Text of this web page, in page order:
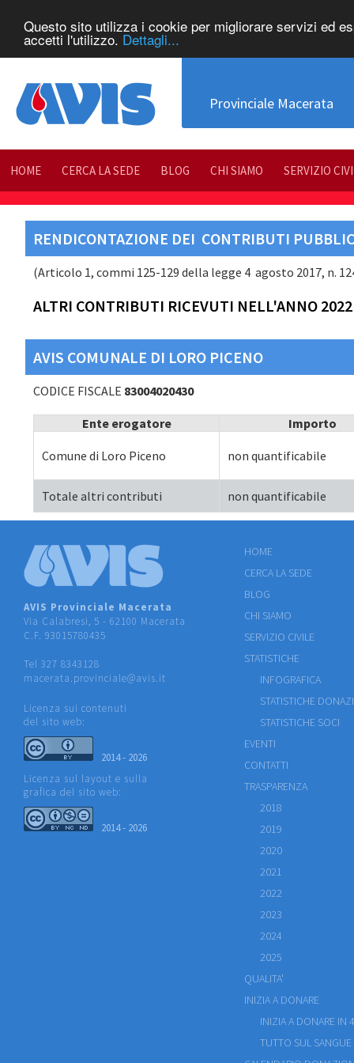
Questo sito utilizza i cookie per migliorare servizi ed
accetti l'utilizzo. Dettagli...
Provinciale Macerata
HOME CERCA LA SEDE BLOG CHI SIAMO SERVIZIO
RENDICONTAZIONE DEI CONTRIBUTI
(Articolo 1, commi 125-129 della legge 4 agosto 2017, n.
ALTRI CONTRIBUTI RICEVUTI NELL'ANNO 2022
AVIS COMUNALE DI LORO PICENO
CODICE FISCALE 83004020430
Ente erogatore Importo
Comune di Loro Piceno non quantificabile
Totale altri contributi non quantificabile
AVIS Provinciale Macerata
Via Calabresi, 5 - 62100 Macerata
C.F. 93015780435
Tel 327 8343128
macerata.provinciale@avis.it
Licenza sui contenuti
del sito web:
2014 - 2026
Licenza sul layout e sulla
grafica del sito web:
2014 - 2026
HOME
CERCA LA SEDE
BLOG
CHI SIAMO
SERVIZIO CIVILE
STATISTICHE
INFOGRAFICA
STATISTICHE
STATISTICHE SOCI
EVENTI
CONTATTI
TRASPARENZA
2018
2019
2020
2021
2022
2023
2024
2025
QUALITA'
INIZIA A DONARE
INIZIA A DONARE IN
TUTTO SUL SANGUE